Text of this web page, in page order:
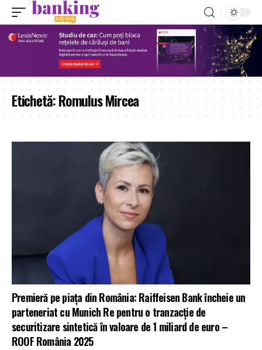
Etichetă:Romulus Mircea
Premieră pe piața din România: Raiffeisen Bank încheie un
parteneriat cu Munich Re pentru o tranzacție de
securitizare sintetică în valoare de 1 miliard de euro –
ROOF România 2025